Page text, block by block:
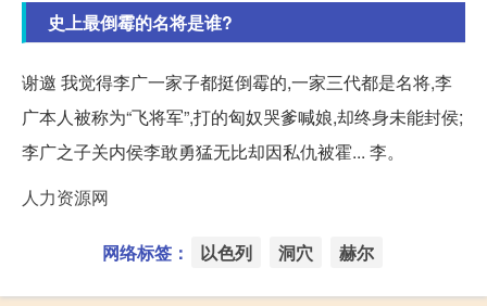
史上最倒霉的名将是谁?
谢邀 我觉得李广一家子都挺倒霉的,一家三代都是名将,李
广本人被称为“飞将军”,打的匈奴哭爹喊娘,却终身未能封侯;
李广之子关内侯李敢勇猛无比却因私仇被霍... 李。
人力资源网
网络标签： 以色列 洞穴 赫尔